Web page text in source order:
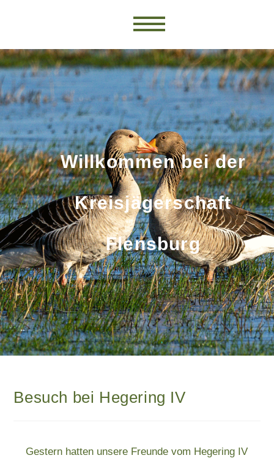
Willkommen bei der
Kreisjägerschaft
Flensburg
Besuch bei Hegering IV
Gestern hatten unsere Freunde vom Hegering IV